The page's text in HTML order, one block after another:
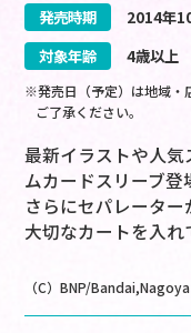
発売時期
2014年
対象年齢
4歳以上
※発売日（予定）は地域・
ご了承ください。
最新イラストや人
ムカードスリーブ登
さらにセパレーター
大切なカートを入れ
（C）BNP/